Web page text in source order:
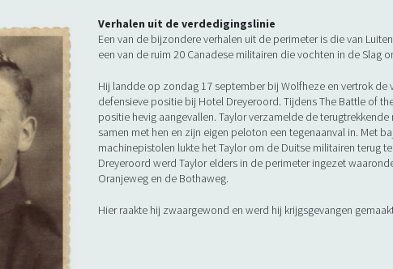
Verhalen uit de verdedigingslinie
Een van de bijzondere verhalen uit de perimeter is die van
een van de ruim 20 Canadese militairen die vochten in de Slag
Hij landde op zondag 17 september bij Wolfheze en vertrok de
defensieve positie bij Hotel Dreyeroord. Tijdens The Battle of
positie hevig aangevallen. Taylor verzamelde de
samen met hen en zijn eigen peloton een tegenaanval in. Met
machinepistolen lukte het Taylor om de Duitse militairen terug
Dreyeroord werd Taylor elders in de perimeter ingezet
Oranjeweg en de Bothaweg.
Hier raakte hij zwaargewond en werd hij krijgsgevangen